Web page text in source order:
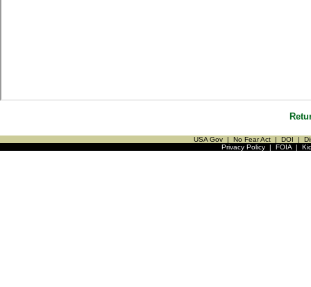
USA Gov | No Fear Act | DOI |
Privacy Policy| FOIA|